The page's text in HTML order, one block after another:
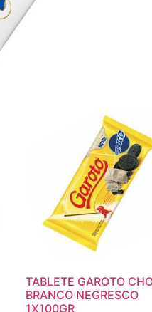
TABLETE GAROTO
BRANCO NEGRESCO
1X100GR